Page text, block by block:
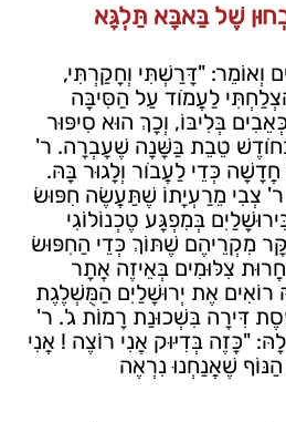
שֶׁל בַּאבָּא תַּלְגָּא
וְאוֹמֵר: "דָּרַשְׁתִּי וְחָקַרְתִּי,
לַעֲמֹוד עַל הַסִּיבָּה
בְּלִיבּוֹ, וְכָךְ הוּא סִיפּוּר
טֵבֵת בַּשָּׁנָה שֶׁעָבְרָה. ר'
חֲדָשָׁה כְּדֵי לַעֲבֹור וְלָגוּר בָּהּ.
צְבִי מֵרַעְיָתוֹ שֶׁתַּעֲשֶׂה חִפּוּשׂ
בְּמִפְגָּע טֶכְנוֹלוֹגִי
מִקְרֵיהֶם שֶׁתּוֹךְ כְּדֵי הַחִפּוּשׂ
צִלּוּמִים בְּאֵיזֶה אֲתָר
אֶת יְרוּשָׁלַיִם הַמֻּשְׁלֶגֶת
דִּירָה בִּשְׁכוּנַת רָמוֹת ג'. ר'
"כָּזֶה בְּדִיּוּק אֲנִי רוֹצֶה ! אֲנִי
שֶׁאֲנַחְנוּ נִרְאֶה